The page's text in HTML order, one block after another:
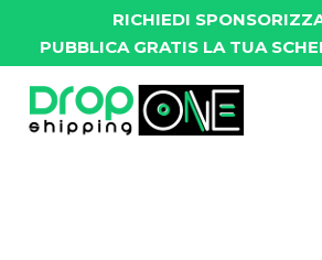
RICHIEDI
PUBBLICA GRATIS LA TUA